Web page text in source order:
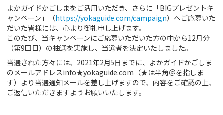
レジャー&
リラクゼーション
クーポン
初めてご利用の方
クーポンご利用について
よかガイドかごしまをご活用いただき、さらに「BIGプレゼントキ
ャンペーン」（https://yokaguide.com/campaign）へご応募いた
だいた皆様には、心より御礼申し上げます。
このたび、当キャンペーンにご応募いただいた方の中から12月分
（第9回目）の抽選を実施し、当選者を決定いたしました。
当選された方々には、2021年2月5日までに、よかガイドかごしま
のメールアドレスinfo★yokaguide.com（★は半角＠を指しま
す）より当選通知メールを差し上げますので、内容をご確認の上、
ご返信いただきますようお願いいたします。